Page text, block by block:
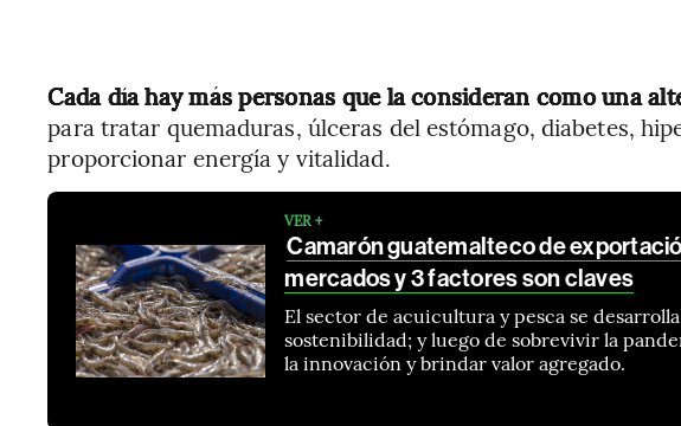
Cada día hay más personas que la consideran como una
para tratar quemaduras, úlceras del estómago, diabetes,
proporcionar energía y vitalidad.
VER +
Camarón guatemalteco de
mercados y 3 factores son claves
El sector de acuicultura y pesca se
sostenibilidad; y luego de sobrevivir la
la innovación y brindar valor agregado.